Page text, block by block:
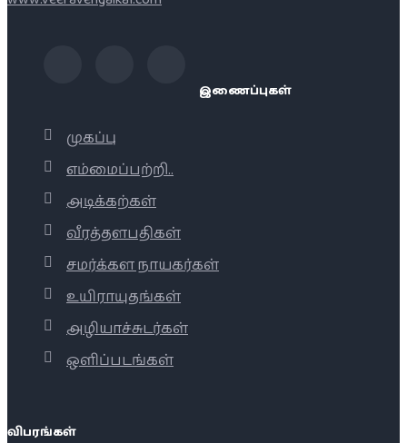
இணைப்புகள்
முகப்பு
எம்மைப்பற்றி..
அடிக்கற்கள்
வீரத்தளபதிகள்
சமர்க்கள நாயகர்கள்
உயிராயுதங்கள்
அழியாச்சுடர்கள்
ஒளிப்படங்கள்
விபரங்கள்